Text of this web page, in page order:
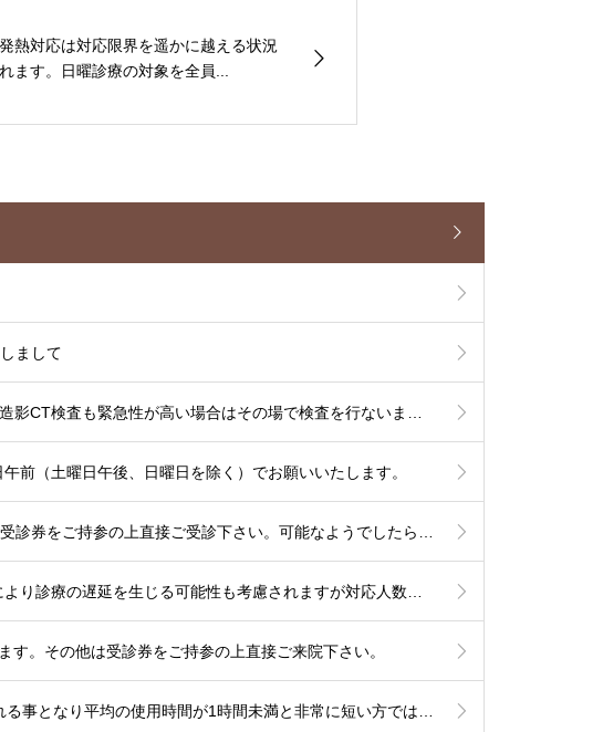
熱対応は対応限界を遥かに越える状況
ます。日曜診療の対象を全員...
まして
前（土曜日午後、日曜日を除く）でお願いいたします。
。その他は受診券をご持参の上直接ご来院下さい。